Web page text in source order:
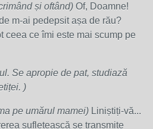
și oftând) Of, Doamne!
m-ai pedepsit așa de rău?
ceea ce îmi este mai scump pe
Se apropie de pat, studiază
)
pe umărul mamei) Liniștiți-vă...
sufletească se transmite